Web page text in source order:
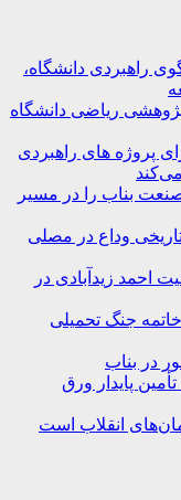
راهبردی دانشگاه،
ریاضی دانشگاه
پروژه های راهبردی
صنعت بناب را در مسیر
تاریخی وداع در مصلی
احمد زیدآبادی در
خاتمه جنگ تحمیلی
پایدار ورق
انقلاب است